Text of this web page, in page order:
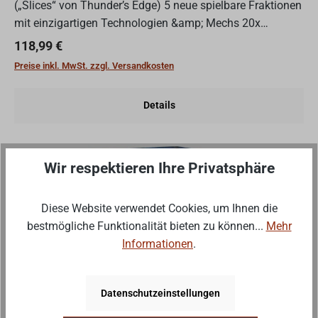
(„Slices“ von Thunder’s Edge) 5 neue spielbare Fraktionen
mit einzigartigen Technologien &amp; Mechs 20x
Galaktische Ereigniskarten (modifizierende Spielregeln)
Code...
Regulärer Preis:
118,99 €
Preise inkl. MwSt. zzgl. Versandkosten
Details
Wenige verfügbar
Wir respektieren Ihre Privatsphäre
Diese Website verwendet Cookies, um Ihnen die
bestmögliche Funktionalität bieten zu können... Mehr
Informationen.
Datenschutzeinstellungen